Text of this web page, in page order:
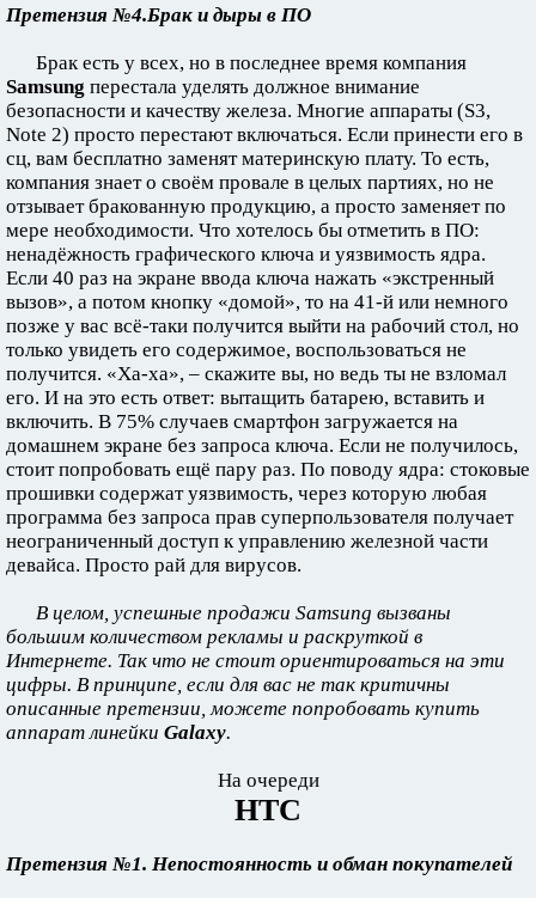
Претензия №4.Брак и дыры в ПО
Брак есть у всех, но в последнее время компания
Samsung перестала уделять должное внимание
безопасности и качеству железа. Многие аппараты (S3,
Note 2) просто перестают включаться. Если принести его в
сц, вам бесплатно заменят материнскую плату. То есть,
компания знает о своём провале в целых партиях, но не
отзывает бракованную продукцию, а просто заменяет по
мере необходимости. Что хотелось бы отметить в ПО:
ненадёжность графического ключа и уязвимость ядра.
Если 40 раз на экране ввода ключа нажать «экстренный
вызов», а потом кнопку «домой», то на 41-й или немного
позже у вас всё-таки получится выйти на рабочий стол, но
только увидеть его содержимое, воспользоваться не
получится. «Ха-ха», – скажите вы, но ведь ты не взломал
его. И на это есть ответ: вытащить батарею, вставить и
включить. В 75% случаев смартфон загружается на
домашнем экране без запроса ключа. Если не получилось,
стоит попробовать ещё пару раз. По поводу ядра: стоковые
прошивки содержат уязвимость, через которую любая
программа без запроса прав суперпользователя получает
неограниченный доступ к управлению железной части
девайса. Просто рай для вирусов.
В целом, успешные продажи Samsung вызваны
большим количеством рекламы и раскруткой в
Интернете. Так что не стоит ориентироваться на эти
цифры. В принципе, если для вас не так критичны
описанные претензии, можете попробовать купить
аппарат линейки Galaxy.
На очереди
НТС
Претензия №1. Непостоянность и обман покупателей